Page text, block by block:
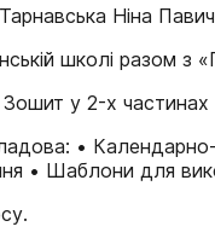
Ніна Павич
школі разом
у 2-х частинах
•
• Шаблони для